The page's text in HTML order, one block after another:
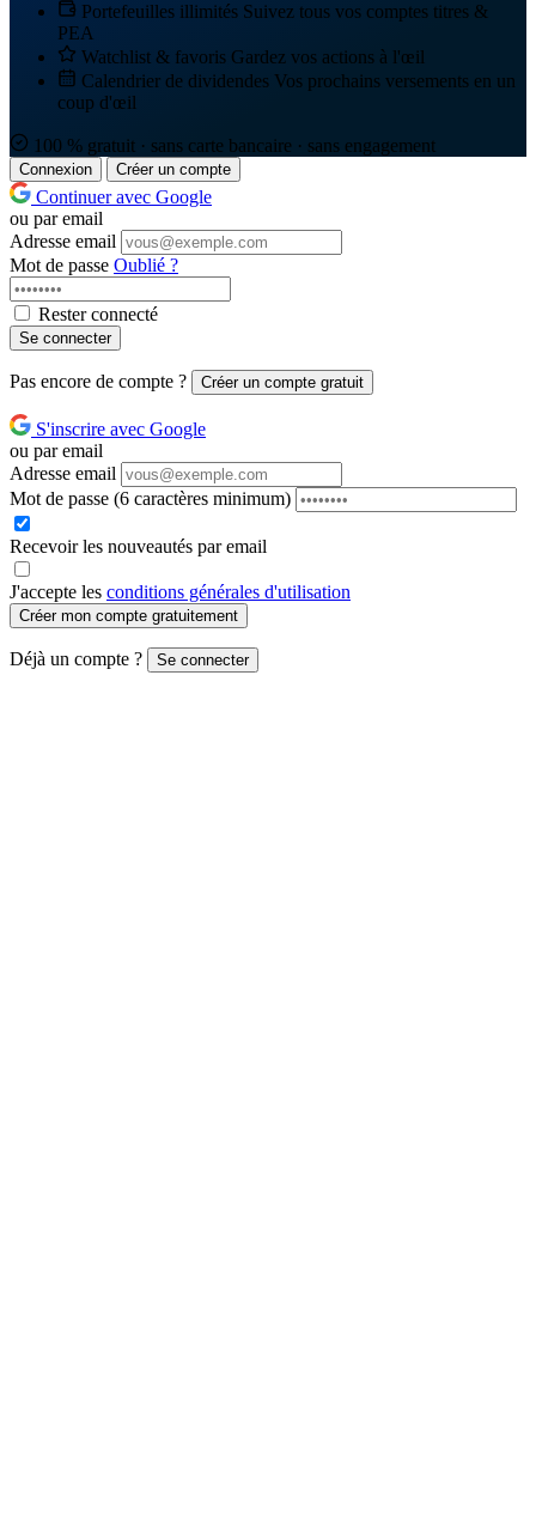
Portefeuilles illimités Suivez tous vos comptes titres &
PEA
Watchlist & favoris Gardez vos actions à l'œil
Calendrier de dividendes Vos prochains versements en un
coup d'œil
100 % gratuit · sans carte bancaire · sans engagement
Connexion Créer un compte
Continuer avec Google
ou par email
Adresse email
Mot de passe Oublié ?
Rester connecté
Se connecter
Pas encore de compte ? Créer un compte gratuit
S'inscrire avec Google
ou par email
Adresse email
Mot de passe (6 caractères minimum)
Recevoir les nouveautés par email
J'accepte les conditions générales d'utilisation
Créer mon compte gratuitement
Déjà un compte ? Se connecter